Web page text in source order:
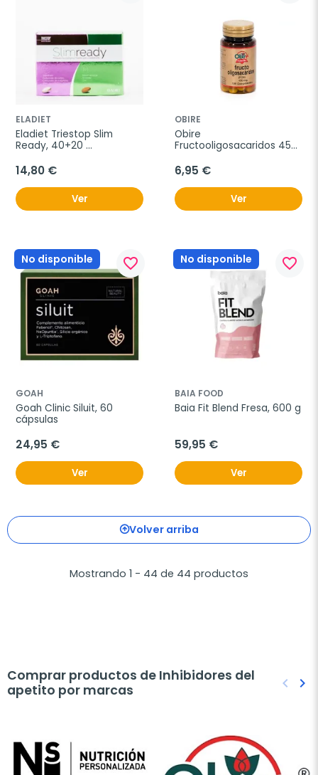
ELADIET
Eladiet Triestop Slim
Ready, 40+20
14,80 €
Ver
OBIRE
Obire
Fructooligosacaridos 450
6,95 €
Ver
No disponible favorite_border
GOAH
Goah Clinic Siluit, 60
cápsulas
24,95 €
Ver
No disponible favorite_border
BAIA FOOD
Baia Fit Blend Fresa, 600 g
59,95 €
Ver
Volver arriba
Mostrando 1 - 44 de 44 productos
Comprar productos de Inhibidores del
apetito por marcas
keyboard_arrow_left keyboard_arrow_right